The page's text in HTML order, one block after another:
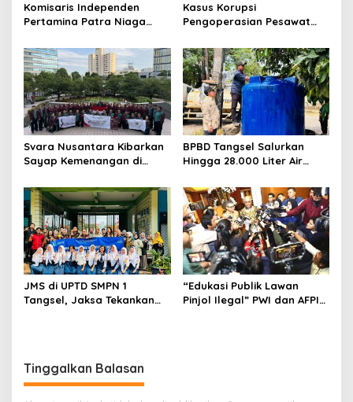
Komisaris Independen
Pertamina Patra Niaga
Mitra Binaan dengan
Sentuhan Kemanusiaan dan
Keberlanjutan
Kasus Korupsi
Pengoperasian Pesawat
Development Ditetapkan
Tersangka
Svara Nusantara Kibarkan
Sayap Kemenangan di
BPBD Tangsel Salurkan
Hingga 28.000 Liter Air
Warga Terdampak
Kekeringan
JMS di UPTD SMPN 1
Tangsel, Jaksa Tekankan
“Edukasi Publik Lawan
Pinjol Ilegal” PWI dan AFPI
Tinggalkan Balasan